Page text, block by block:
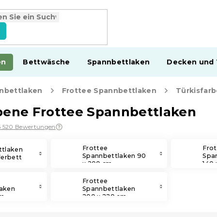
Bettwäsche Spannbettlaken Decken und
Frottee Spannbettlaken
Frottee Spannbettlaken
520 Bewertungen
Frottee
Spannbettlaken 90
x 200 cm
140
Frottee
Spannbettlaken
200 x 220 cm